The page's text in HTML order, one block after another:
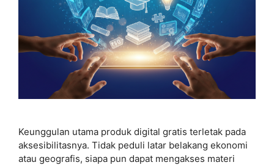
Keunggulan utama produk digital gratis terletak pada
aksesibilitasnya. Tidak peduli latar belakang ekonomi
atau geografis, siapa pun dapat mengakses materi